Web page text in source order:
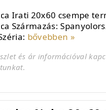
Irati 20x60 csempe
Származás:
bővebben »
és ár információval